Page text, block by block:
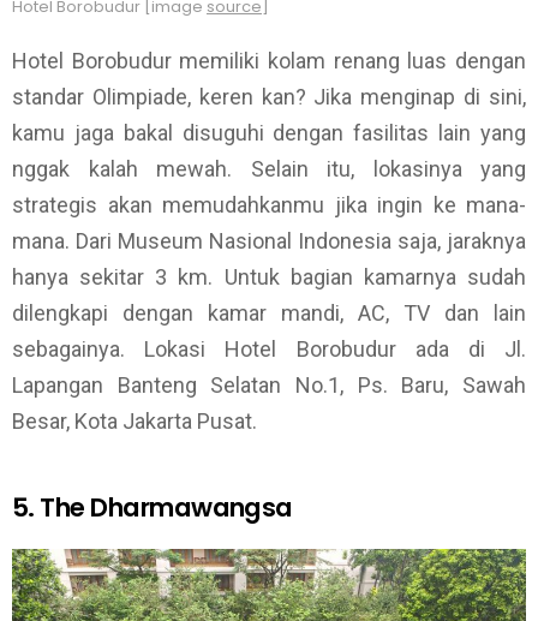
Hotel Borobudur [image source]
Hotel Borobudur memiliki kolam renang luas dengan
standar Olimpiade, keren kan? Jika menginap di sini,
kamu jaga bakal disuguhi dengan fasilitas lain yang
nggak kalah mewah. Selain itu, lokasinya yang
strategis akan memudahkanmu jika ingin ke mana-
mana. Dari Museum Nasional Indonesia saja, jaraknya
hanya sekitar 3 km. Untuk bagian kamarnya sudah
dilengkapi dengan kamar mandi, AC, TV dan lain
sebagainya. Lokasi Hotel Borobudur ada di Jl.
Lapangan Banteng Selatan No.1, Ps. Baru, Sawah
Besar, Kota Jakarta Pusat.
5. The Dharmawangsa